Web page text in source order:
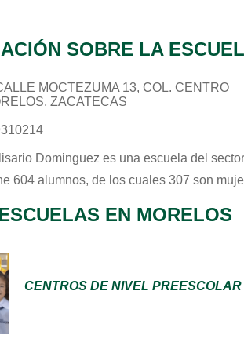
SOBRE LA
MOCTEZUMA 13, COL. CENTRO
ZACATECAS
Dominguez es una escuela del sector
604 alumnos, de los cuales 307 son
EN MORELOS
CENTROS DE NIVEL PREESCOLAR